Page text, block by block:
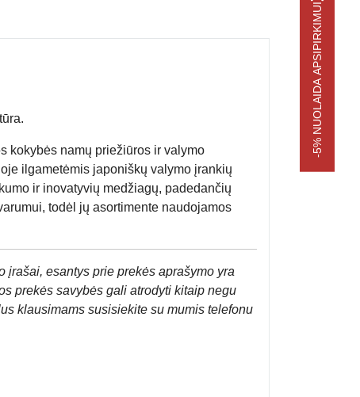
kokybės namų priežiūros ir valymo
ilgametėmis japoniškų valymo įrankių
ir inovatyvių medžiagų, padedančių
todėl jų asortimente naudojamos
esantys prie prekės aprašymo yra
prekės savybės gali atrodyti kitaip negu
klausimams susisiekite su mumis telefonu
-5% NUOLAIDA APSIPIRKIMUI